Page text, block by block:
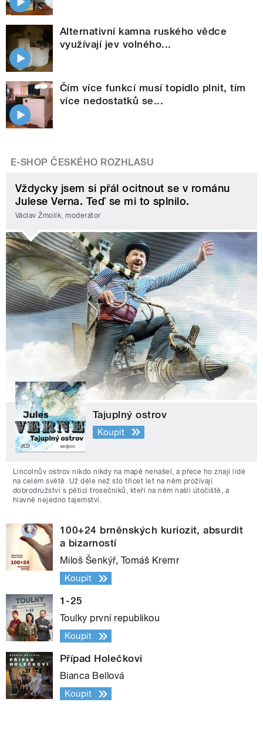
Alternativní kamna ruského vědce
využívají jev volného...
Čím více funkcí musí topidlo plnit, tím
více nedostatků se...
E-SHOP ČESKÉHO ROZHLASU
Vždycky jsem si přál ocitnout se v románu
Julese Verna. Teď se mi to splnilo.
Václav Žmolík, moderátor
Tajuplný ostrov
Koupit
Lincolnův ostrov nikdo nikdy na mapě nenašel, a přece ho znají lidé
na celém světě. Už déle než sto třicet let na něm prožívají
dobrodružství s pěticí trosečníků, kteří na něm našli útočiště, a
hlavně nejedno tajemství.
100+24 brněnských kuriozit, absurdit
a bizarností
Miloš Šenkýř, Tomáš Kremr
Koupit
1-25
Toulky první republikou
Koupit
Případ Holečkovi
Bianca Bellová
Koupit